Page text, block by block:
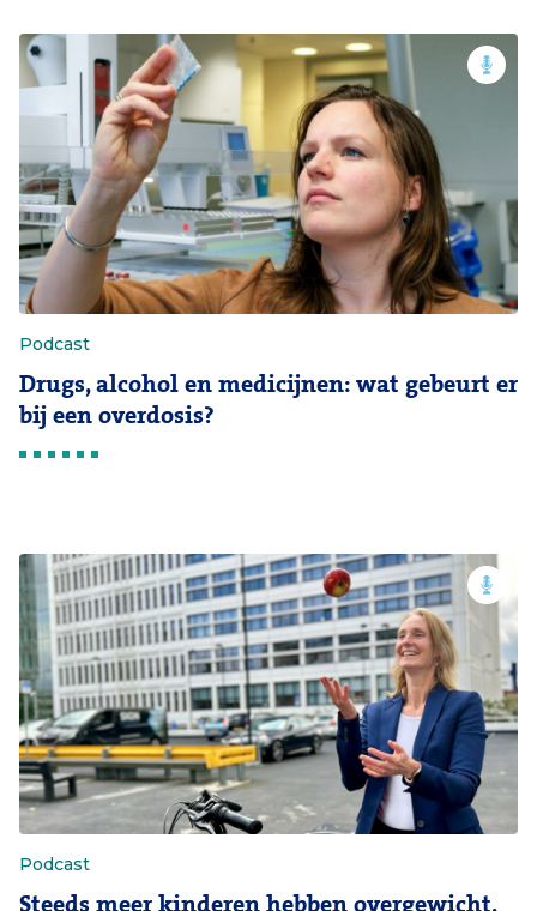
Podcast
Drugs, alcohol en medicijnen: wat gebeurt er
bij een overdosis?
Podcast
Steeds meer kinderen hebben overgewicht.